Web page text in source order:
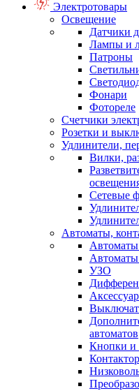
Электротовары
Освещение
Датчики
Лампы и
Патроны
Фонари
Фотореле
Счетчики
Розетки и
Удлинители,
Вилки,
Сетевые
Автоматы,
Автоматы
УЗО
автоматов
Кнопки и